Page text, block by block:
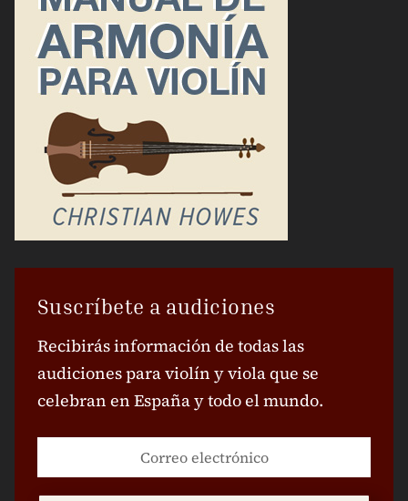
Suscríbete a audiciones
Recibirás información de todas las
audiciones para violín y viola que se
celebran en España y todo el mundo.